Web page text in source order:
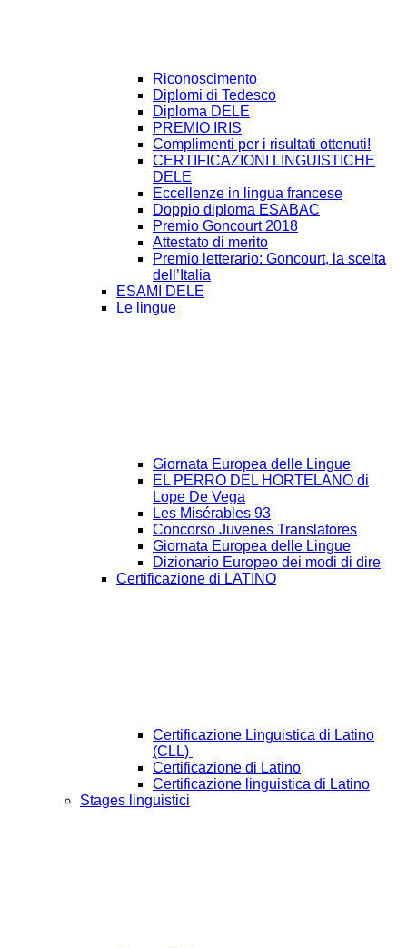
Riconoscimento
Diplomi di Tedesco
Diploma DELE
PREMIO IRIS
Complimenti per i risultati ottenuti!
CERTIFICAZIONI LINGUISTICHE
DELE
Eccellenze in lingua francese
Doppio diploma ESABAC
Premio Goncourt 2018
Attestato di merito
Premio letterario: Goncourt, la scelta
dell’Italia
ESAMI DELE
Le lingue
Giornata Europea delle Lingue
EL PERRO DEL HORTELANO di
Lope De Vega
Les Misérables 93
Concorso Juvenes Translatores
Giornata Europea delle Lingue
Dizionario Europeo dei modi di dire
Certificazione di LATINO
Certificazione Linguistica di Latino
(CLL)
Certificazione di Latino
Certificazione linguistica di Latino
Stages linguistici